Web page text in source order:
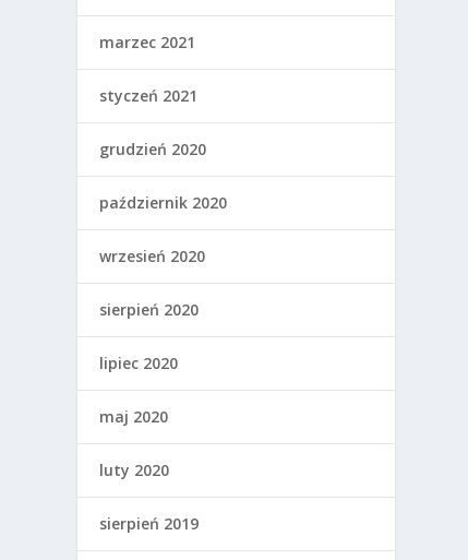
marzec 2021
styczeń 2021
grudzień 2020
październik 2020
wrzesień 2020
sierpień 2020
lipiec 2020
maj 2020
luty 2020
sierpień 2019